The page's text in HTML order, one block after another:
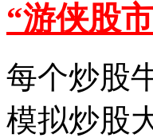
“游侠股
每个炒股
模拟炒股